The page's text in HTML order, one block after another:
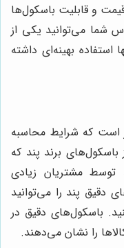
و قابلیت باسکول‌ها
شما می‌توانید یکی از
بهینه‌ای داشته
است که شرایط محاسبه
برند پند که
توسط مشتریان زیادی
پند را می‌توانید
باسکول‌های دقیق در
را نشان می‌دهند.